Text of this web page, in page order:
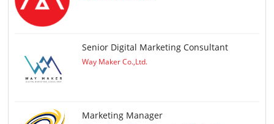
Senior Digital Marketing Consultant
Way Maker Co.,Ltd.
Marketing Manager